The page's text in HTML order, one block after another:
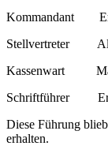
Kommandant
Stellvertreter
Kassenwart
Schriftführer
Diese Führung
erhalten.